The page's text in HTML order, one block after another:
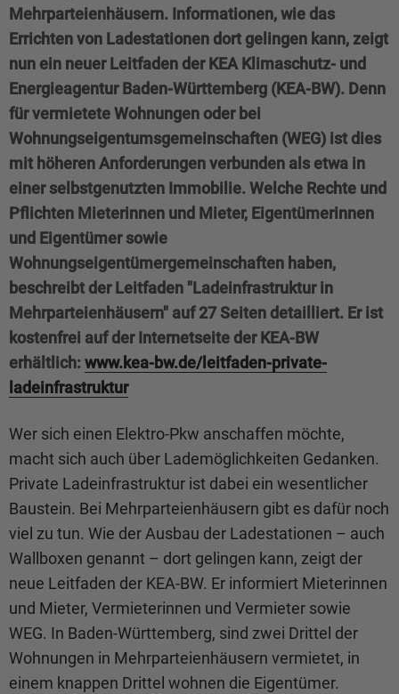
Mehrparteienhäusern. Informationen, wie das
Errichten von Ladestationen dort gelingen kann, zeigt
nun ein neuer Leitfaden der KEA Klimaschutz- und
Energieagentur Baden-Württemberg (KEA-BW). Denn
für vermietete Wohnungen oder bei
Wohnungseigentumsgemeinschaften (WEG) ist dies
mit höheren Anforderungen verbunden als etwa in
einer selbstgenutzten Immobilie. Welche Rechte und
Pflichten Mieterinnen und Mieter, Eigentümerinnen
und Eigentümer sowie
Wohnungseigentümergemeinschaften haben,
beschreibt der Leitfaden "Ladeinfrastruktur in
Mehrparteienhäusern" auf 27 Seiten detailliert. Er ist
kostenfrei auf der Internetseite der KEA-BW
erhältlich:www.kea-bw.de/leitfaden-private-
ladeinfrastruktur
Wer sich einen Elektro-Pkw anschaffen möchte,
macht sich auch über Lademöglichkeiten Gedanken.
Private Ladeinfrastruktur ist dabei ein wesentlicher
Baustein. Bei Mehrparteienhäusern gibt es dafür noch
viel zu tun. Wie der Ausbau der Ladestationen – auch
Wallboxen genannt – dort gelingen kann, zeigt der
neue Leitfaden der KEA-BW. Er informiert Mieterinnen
und Mieter, Vermieterinnen und Vermieter sowie
WEG. In Baden-Württemberg, sind zwei Drittel der
Wohnungen in Mehrparteienhäusern vermietet, in
einem knappen Drittel wohnen die Eigentümer.